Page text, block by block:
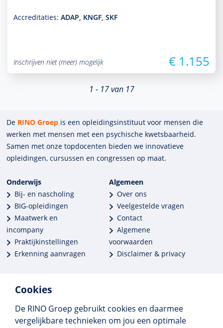
Cookies
De RINO Groep gebruikt cookies en daarmee
vergelijkbare technieken om jou een optimale
Accreditaties: ADAP, KNGF, SKF
Inschrijven niet (meer) mogelijk € 1.155
1 - 17 van 17
De RINO Groep is een opleidings­insti­tuut voor mensen die
werken met mensen met een psychische kwets­baar­heid.
Samen met onze top­docenten bieden we innova­tieve
opleidingen, cursussen en congres­sen op maat.
Onderwijs
Bij- en nascholing
BIG-opleidingen
Maatwerk en
incompany
Praktijkinstellingen
Erkenning aanvragen
Algemeen
Over ons
Veelgestelde vragen
Contact
Algemene
voorwaarden
Disclaimer & privacy
Meer dan 250 opleidingen
Alle BIG-opleidingen in huis